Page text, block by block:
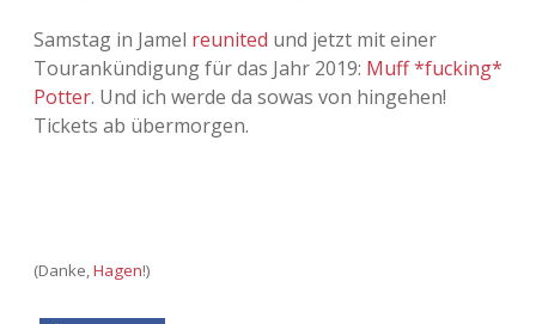
Samstag in Jamel reunited und jetzt mit einer
Tourankündigung für das Jahr 2019: Muff *fucking*
Potter. Und ich werde da sowas von hingehen!
Tickets ab übermorgen.
(Danke,Hagen!)